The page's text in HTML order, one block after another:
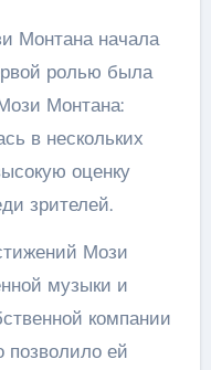
Монтана начала
ролью была
Монтана:
в нескольких
оценку
зрителей.
Мози
музыки и
компании
ей